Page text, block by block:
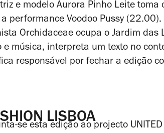
e modelo Aurora Pinho Leite toma
performance Voodoo Pussy
Orchidaceae ocupa o Jardim das
e música, interpreta um texto no
responsável por fechar a edição
LISBOA
se esta edição ao projecto UNITED